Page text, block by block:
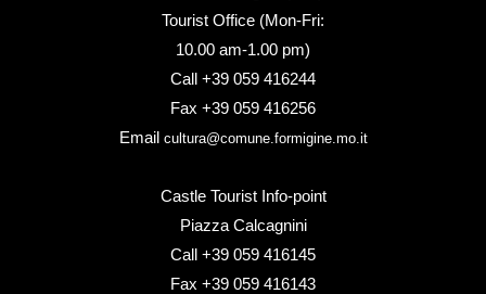
Tourist Office (Mon-Fri:
10.00 am-1.00 pm)
Call +39 059 416244
Fax +39 059 416256
Email cultura@comune.formigine.mo.it
Castle Tourist Info-point
Piazza Calcagnini
Call +39 059 416145
Fax +39 059 416143